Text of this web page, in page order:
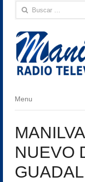
Buscar:
Menu
Menu
NUEVO